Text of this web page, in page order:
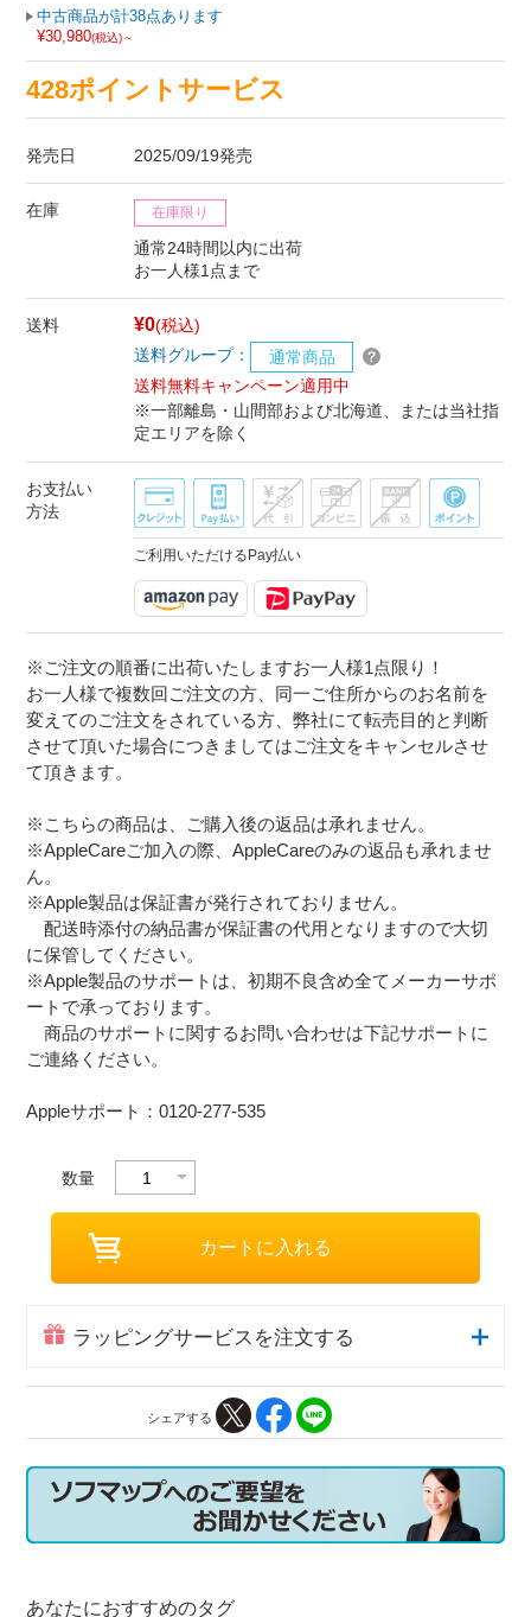
中古商品が計38点あります
¥30,980(税込)～
428ポイントサービス
発売日 2025/09/19発売
在庫 在庫限り
通常24時間以内に出荷
お一人様1点まで
送料 ¥0(税込)
送料グループ：
通常商品
送料無料キャンペーン適用中
※一部離島・山間部および北海道、または当社指
定エリアを除く
お支払い
方法
ご利用いただけるPay払い
※ご注文の順番に出荷いたしますお一人様1点限り！
お一人様で複数回ご注文の方、同一ご住所からのお名前を
変えてのご注文をされている方、弊社にて転売目的と判断
させて頂いた場合につきましてはご注文をキャンセルさせ
て頂きます。
※こちらの商品は、ご購入後の返品は承れません。
※AppleCareご加入の際、AppleCareのみの返品も承れませ
ん。
※Apple製品は保証書が発行されておりません。
配送時添付の納品書が保証書の代用となりますので大切
に保管してください。
※Apple製品のサポートは、初期不良含め全てメーカーサポ
ートで承っております。
商品のサポートに関するお問い合わせは下記サポートに
ご連絡ください。
Appleサポート：0120-277-535
数量
ラッピングサービスを注文する
シェアする
あなたにおすすめのタグ